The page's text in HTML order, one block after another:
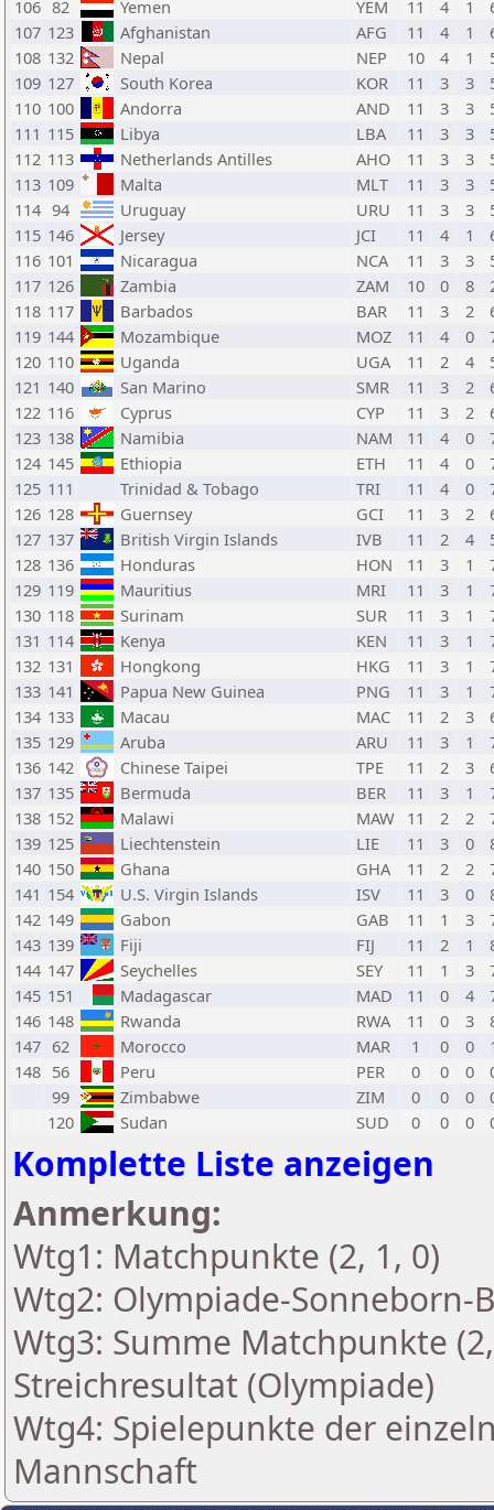
106 82 Yemen YEM 11 4 1
107 123 Afghanistan AFG 11 4 1
108 132 Nepal NEP 10 4 1
109 127 South Korea KOR 11 3 3
110 100 Andorra AND 11 3 3
111 115 Libya LBA 11 3 3
112 113 Netherlands Antilles AHO 11 3 3
113 109 Malta MLT 11 3 3
114 94 Uruguay URU 11 3 3
115 146 Jersey JCI 11 4 1
116 101 Nicaragua NCA 11 3 3
117 126 Zambia ZAM 10 0 8
118 117 Barbados BAR 11 3 2
119 144 Mozambique MOZ 11 4 0
120 110 Uganda UGA 11 2 4
121 140 San Marino SMR 11 3 2
122 116 Cyprus CYP 11 3 2
123 138 Namibia NAM 11 4 0
124 145 Ethiopia ETH 11 4 0
125 111 Trinidad & Tobago TRI 11 4 0
126 128 Guernsey GCI 11 3 2
127 137 British Virgin Islands IVB 11 2 4
128 136 Honduras HON 11 3 1
129 119 Mauritius MRI 11 3 1
130 118 Surinam SUR 11 3 1
131 114 Kenya KEN 11 3 1
132 131 Hongkong HKG 11 3 1
133 141 Papua New Guinea PNG 11 3 1
134 133 Macau MAC 11 2 3
135 129 Aruba ARU 11 3 1
136 142 Chinese Taipei TPE 11 2 3
137 135 Bermuda BER 11 3 1
138 152 Malawi MAW 11 2 2
139 125 Liechtenstein LIE 11 3 0
140 150 Ghana GHA 11 2 2
141 154 U.S. Virgin Islands ISV 11 3 0
142 149 Gabon GAB 11 1 3
143 139 Fiji FIJ 11 2 1
144 147 Seychelles SEY 11 1 3
145 151 Madagascar MAD 11 0 4
146 148 Rwanda RWA 11 0 3
147 62 Morocco MAR 1 0 0
148 56 Peru PER 0 0 0
99
Zimbabwe ZIM 0 0 0
120
Sudan SUD 0 0 0
Komplette Liste anzeigen
Anmerkung:
Wtg1: Matchpunkte (2, 1, 0)
Wtg2: Olympiade-Sonneborn-
Wtg3: Summe Matchpunkte
Streichresultat (Olympiade)
Wtg4: Spielepunkte der
Mannschaft